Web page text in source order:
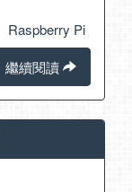
Raspberry Pi
繼續閱讀